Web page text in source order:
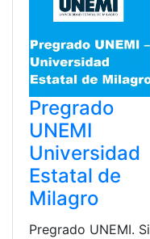
Pregrado
UNEMI
Universidad
Estatal de
Milagro
Pregrado UNEMI. Si